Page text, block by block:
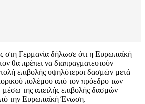
στη Γερμανία δήλωσε ότι η Ευρωπαϊκή
θα πρέπει να διαπραγματευτούν
επιβολής υψηλότεροι δασμών μετά
πολέμου από τον πρόεδρο των
της απειλής επιβολής δασμών
την Ευρωπαϊκή Ένωση.